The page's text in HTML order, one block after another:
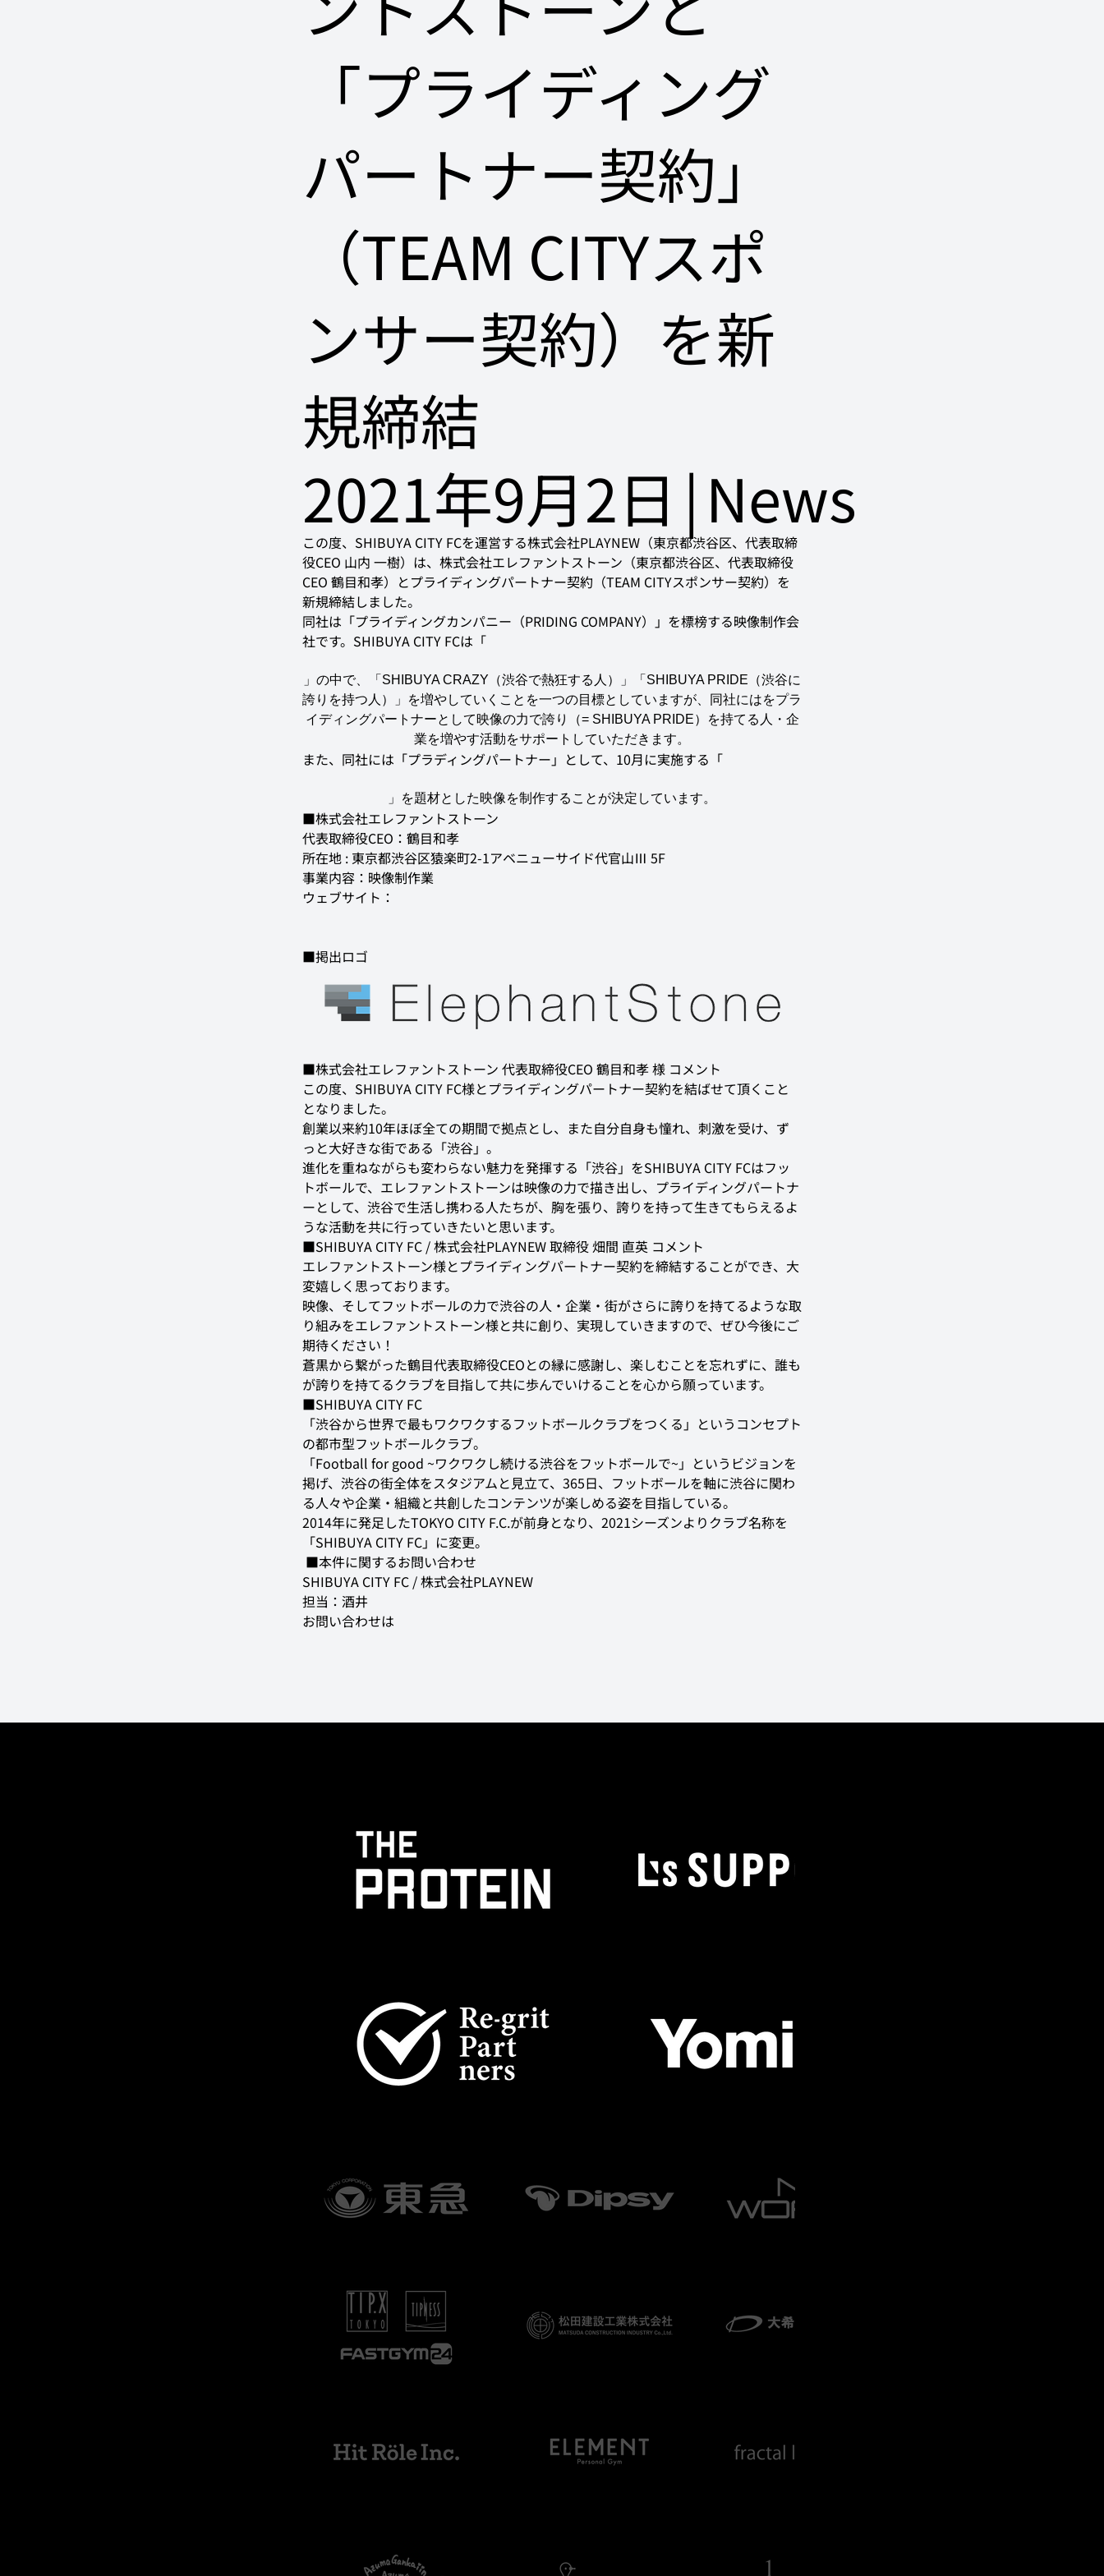
「プライディング
パートナー契約」
（TEAM CITYスポ
ンサー契約）を新
規締結
2021年9月2日 | News
この度、SHIBUYA CITY FCを運営する株式会社PLAYNEW（東京都渋谷区、代表取締
役CEO 山内 一樹）は、株式会社エレファントストーン（東京都渋谷区、代表取締役
CEO 鶴目和孝）とプライディングパートナー契約（TEAM CITYスポンサー契約）を
新規締結しました。
同社は「プライディングカンパニー（PRIDING COMPANY）」を標榜する映像制作会
社です。SHIBUYA CITY FCは「
」の中で、「SHIBUYA CRAZY（渋谷で熱狂する人）」「SHIBUYA PRIDE（渋谷に
誇りを持つ人）」を増やしていくことを一つの目標としていますが、同社にはをプラ
イディングパートナーとして映像の力で誇り（= SHIBUYA PRIDE）を持てる人・企
業を増やす活動をサポートしていただきます。
また、同社には「プラディングパートナー」として、10月に実施する「
」を題材とした映像を制作することが決定しています。
代表取締役CEO：鶴目和孝
所在地 : 東京都渋谷区猿楽町2-1アベニューサイド代官山Ⅲ 5F
事業内容：映像制作業
ウェブサイト：
■掲出ロゴ
■株式会社エレファントストーン 代表取締役CEO 鶴目和孝 様 コメント
この度、SHIBUYA CITY FC様とプライディングパートナー契約を結ばせて頂くこと
となりました。
創業以来約10年ほぼ全ての期間で拠点とし、また自分自身も憧れ、刺激を受け、ず
っと大好きな街である「渋谷」。
進化を重ねながらも変わらない魅力を発揮する「渋谷」をSHIBUYA CITY FCはフッ
トボールで、エレファントストーンは映像の力で描き出し、プライディングパートナ
ーとして、渋谷で生活し携わる人たちが、胸を張り、誇りを持って生きてもらえるよ
うな活動を共に行っていきたいと思います。
■SHIBUYA CITY FC / 株式会社PLAYNEW 取締役 畑間 直英 コメント
エレファントストーン様とプライディングパートナー契約を締結することができ、大
変嬉しく思っております。
映像、そしてフットボールの力で渋谷の人・企業・街がさらに誇りを持てるような取
り組みをエレファントストーン様と共に創り、実現していきますので、ぜひ今後にご
期待ください！
蒼黒から繋がった鶴目代表取締役CEOとの縁に感謝し、楽しむことを忘れずに、誰も
が誇りを持てるクラブを目指して共に歩んでいけることを心から願っています。
■SHIBUYA CITY FC
「渋谷から世界で最もワクワクするフットボールクラブをつくる」というコンセプト
の都市型フットボールクラブ。
「Football for good ~ワクワクし続ける渋谷をフットボールで~」というビジョンを
掲げ、渋谷の街全体をスタジアムと見立て、365日、フットボールを軸に渋谷に関わ
る人々や企業・組織と共創したコンテンツが楽しめる姿を目指している。
2014年に発足したTOKYO CITY F.C.が前身となり、2021シーズンよりクラブ名称を
「SHIBUYA CITY FC」に変更。
■本件に関するお問い合わせ
SHIBUYA CITY FC / 株式会社PLAYNEW
担当：酒井
お問い合わせは